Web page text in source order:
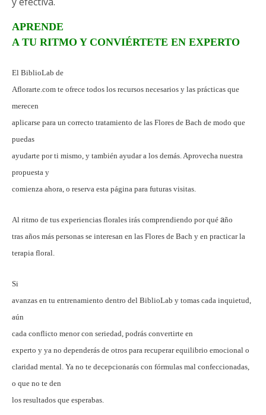
APRENDE
A TU RITMO Y CONVIÉRTETE EN EXPERTO
El BiblioLab de
Aflorarte.com te ofrece todos los recursos necesarios y las prácticas que
merecen
aplicarse para un correcto tratamiento de las Flores de Bach de modo que
puedas
ayudarte por ti mismo, y también ayudar a los demás. Aprovecha nuestra
propuesta y
comienza ahora, o reserva esta página para futuras visitas.
Al ritmo de tus experiencias florales irás comprendiendo por qué año
tras años más personas se interesan en las Flores de Bach y en practicar la
terapia floral.
Si
avanzas en tu entrenamiento dentro del BiblioLab y tomas cada inquietud,
aún
cada conflicto menor con seriedad, podrás convertirte en
experto y ya no dependerás de otros para recuperar equilibrio emocional o
claridad mental. Ya no te decepcionarás con fórmulas mal confeccionadas,
o que no te den
los resultados que esperabas.